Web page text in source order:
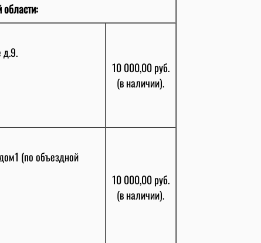
д.9.
10 000,00 руб.
(в наличии).
(по объездной
10 000,00 руб.
(в наличии).